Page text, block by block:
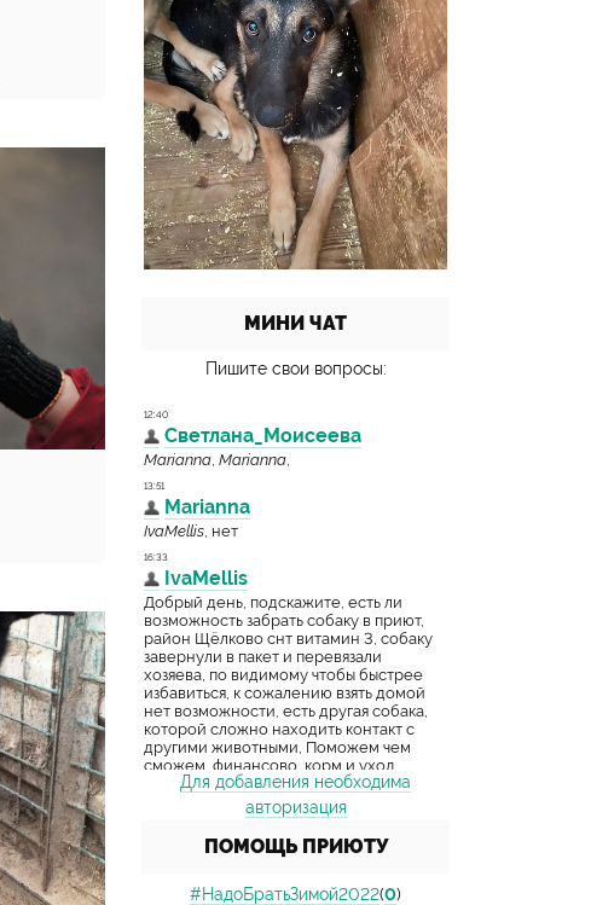
МИНИ ЧАТ
Пишите свои вопросы:
Для добавления необходима
авторизация
ПОМОЩЬ ПРИЮТУ
#НадоБратьЗимой2022(0)